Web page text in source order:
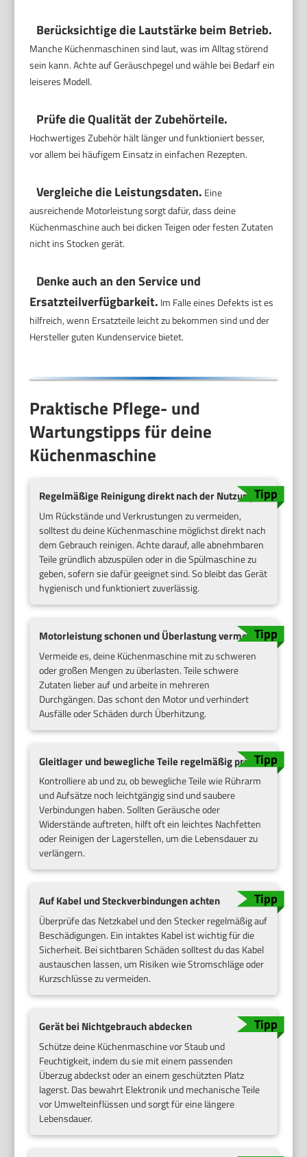
Berücksichtige die Lautstärke beim Betrieb.
Manche Küchenmaschinen sind laut, was im Alltag störend
sein kann. Achte auf Geräuschpegel und wähle bei Bedarf ein
leiseres Modell.
Prüfe die Qualität der Zubehörteile.
Hochwertiges Zubehör hält länger und funktioniert besser,
vor allem bei häufigem Einsatz in einfachen Rezepten.
Vergleiche die Leistungsdaten. Eine
ausreichende Motorleistung sorgt dafür, dass deine
Küchenmaschine auch bei dicken Teigen oder festen Zutaten
nicht ins Stocken gerät.
Denke auch an den Service und
Ersatzteilverfügbarkeit. Im Falle eines Defekts ist es
hilfreich, wenn Ersatzteile leicht zu bekommen sind und der
Hersteller guten Kundenservice bietet.
Praktische Pflege- und
Wartungstipps für deine
Küchenmaschine
Regelmäßige Reinigung direkt nach der Nutzung
Um Rückstände und Verkrustungen zu vermeiden,
solltest du deine Küchenmaschine möglichst direkt nach
dem Gebrauch reinigen. Achte darauf, alle abnehmbaren
Teile gründlich abzuspülen oder in die Spülmaschine zu
geben, sofern sie dafür geeignet sind. So bleibt das Gerät
hygienisch und funktioniert zuverlässig.
Motorleistung schonen und Überlastung vermeiden
Vermeide es, deine Küchenmaschine mit zu schweren
oder großen Mengen zu überlasten. Teile schwere
Zutaten lieber auf und arbeite in mehreren
Durchgängen. Das schont den Motor und verhindert
Ausfälle oder Schäden durch Überhitzung.
Gleitlager und bewegliche Teile regelmäßig prüfen
Kontrolliere ab und zu, ob bewegliche Teile wie Rührarm
und Aufsätze noch leichtgängig sind und saubere
Verbindungen haben. Sollten Geräusche oder
Widerstände auftreten, hilft oft ein leichtes Nachfetten
oder Reinigen der Lagerstellen, um die Lebensdauer zu
verlängern.
Auf Kabel und Steckverbindungen achten
Überprüfe das Netzkabel und den Stecker regelmäßig auf
Beschädigungen. Ein intaktes Kabel ist wichtig für die
Sicherheit. Bei sichtbaren Schäden solltest du das Kabel
austauschen lassen, um Risiken wie Stromschläge oder
Kurzschlüsse zu vermeiden.
Gerät bei Nichtgebrauch abdecken
Schütze deine Küchenmaschine vor Staub und
Feuchtigkeit, indem du sie mit einem passenden
Überzug abdeckst oder an einem geschützten Platz
lagerst. Das bewahrt Elektronik und mechanische Teile
vor Umwelteinflüssen und sorgt für eine längere
Lebensdauer.